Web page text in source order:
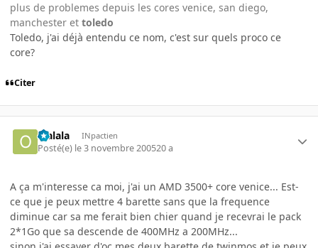
plus de problemes depuis les cores venice, san diego,
manchester et toledo
Toledo, j'ai déjà entendu ce nom, c'est sur quels proco ce
core?
Citer
olalala INpactien
Posté(e) le 3 novembre 200520 a
A ça m'interesse ca moi, j'ai un AMD 3500+ core venice... Est-
ce que je peux mettre 4 barette sans que la frequence
diminue car sa me ferait bien chier quand je recevrai le pack
2*1Go que sa descende de 400MHz a 200MHz...